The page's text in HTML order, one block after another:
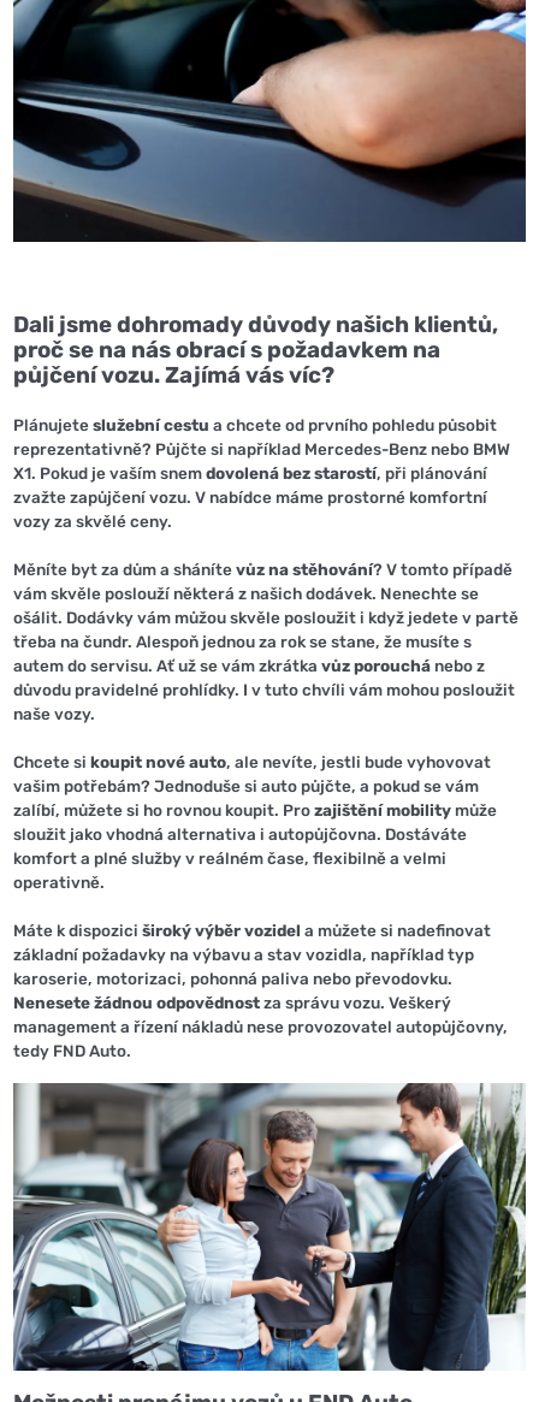
Dali jsme dohromady důvody našich klientů,
proč se na nás obrací s požadavkem na
půjčení vozu. Zajímá vás víc?
Plánujeteslužební cestu a chcete od prvního pohledu působit
reprezentativně? Půjčte si například Mercedes-Benz nebo BMW
X1. Pokud je vaším snemdovolená bez starostí, při plánování
zvažte zapůjčení vozu. V nabídce máme prostorné komfortní
vozy za skvělé ceny.
Měníte byt za dům a shánítevůz na stěhování? V tomto případě
vám skvěle poslouží některá z našich dodávek. Nenechte se
ošálit. Dodávky vám můžou skvěle posloužit i když jedete v partě
třeba na čundr. Alespoň jednou za rok se stane, že musíte s
autem do servisu. Ať už se vám zkrátkavůz porouchá nebo z
důvodu pravidelné prohlídky. I v tuto chvíli vám mohou posloužit
naše vozy.
Chcete sikoupit nové auto, ale nevíte, jestli bude vyhovovat
vašim potřebám? Jednoduše si auto půjčte, a pokud se vám
zalíbí, můžete si ho rovnou koupit. Prozajištění mobility může
sloužit jako vhodná alternativa i autopůjčovna. Dostáváte
komfort a plné služby v reálném čase, flexibilně a velmi
operativně.
Máte k dispoziciširoký výběr vozidel a můžete si nadefinovat
základní požadavky na výbavu a stav vozidla, například typ
karoserie, motorizaci, pohonná paliva nebo převodovku.
Nenesete žádnou odpovědnostza správu vozu. Veškerý
management a řízení nákladů nese provozovatel autopůjčovny,
tedy FND Auto.